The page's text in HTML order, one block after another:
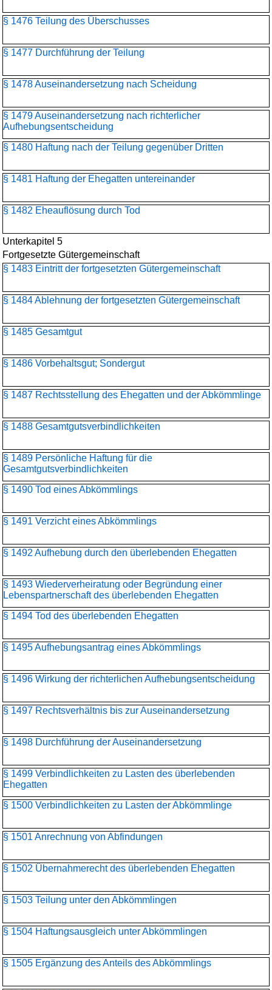
§ 1476 Teilung des Überschusses
§ 1477 Durchführung der Teilung
§ 1478 Auseinandersetzung nach Scheidung
§ 1479 Auseinandersetzung nach richterlicher
Aufhebungsentscheidung
§ 1480 Haftung nach der Teilung gegenüber Dritten
§ 1481 Haftung der Ehegatten untereinander
§ 1482 Eheauflösung durch Tod
Unterkapitel 5
Fortgesetzte Gütergemeinschaft
§ 1483 Eintritt der fortgesetzten Gütergemeinschaft
§ 1484 Ablehnung der fortgesetzten Gütergemeinschaft
§ 1485 Gesamtgut
§ 1486 Vorbehaltsgut; Sondergut
§ 1487 Rechtsstellung des Ehegatten und der Abkömmlinge
§ 1488 Gesamtgutsverbindlichkeiten
§ 1489 Persönliche Haftung für die
Gesamtgutsverbindlichkeiten
§ 1490 Tod eines Abkömmlings
§ 1491 Verzicht eines Abkömmlings
§ 1492 Aufhebung durch den überlebenden Ehegatten
§ 1493 Wiederverheiratung oder Begründung einer
Lebenspartnerschaft des überlebenden Ehegatten
§ 1494 Tod des überlebenden Ehegatten
§ 1495 Aufhebungsantrag eines Abkömmlings
§ 1496 Wirkung der richterlichen Aufhebungsentscheidung
§ 1497 Rechtsverhältnis bis zur Auseinandersetzung
§ 1498 Durchführung der Auseinandersetzung
§ 1499 Verbindlichkeiten zu Lasten des überlebenden
Ehegatten
§ 1500 Verbindlichkeiten zu Lasten der Abkömmlinge
§ 1501 Anrechnung von Abfindungen
§ 1502 Übernahmerecht des überlebenden Ehegatten
§ 1503 Teilung unter den Abkömmlingen
§ 1504 Haftungsausgleich unter Abkömmlingen
§ 1505 Ergänzung des Anteils des Abkömmlings